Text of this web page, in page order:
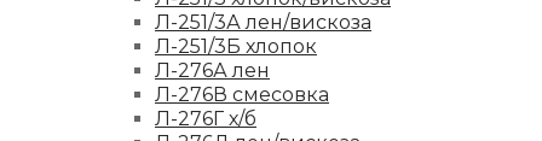
Л-251/3А лен/вискоза
Л-251/3Б хлопок
Л-276А лен
Л-276В смесовка
Л-276Г х/б